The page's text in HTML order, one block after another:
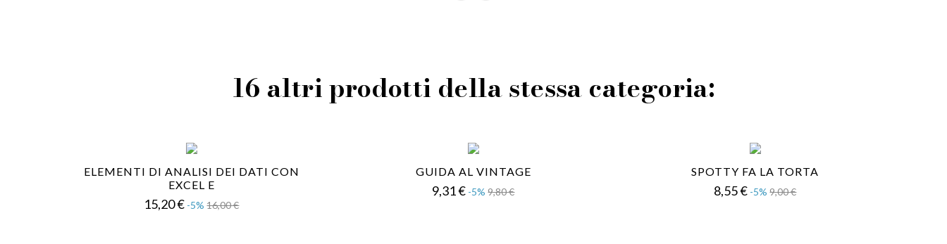
16 altri prodotti della stessa categoria:
ELEMENTI DI ANALISI DEI DATI CON
EXCEL E
15,20 €Prezzo
-5% 16,00 €Prezzo
GUIDA AL VINTAGE
9,31 €Prezzo
-5% 9,80 €Prezzo
SPOTTY FA LA TORTA
8,55 €Prezzo
-5% 9,00 €Prezzo